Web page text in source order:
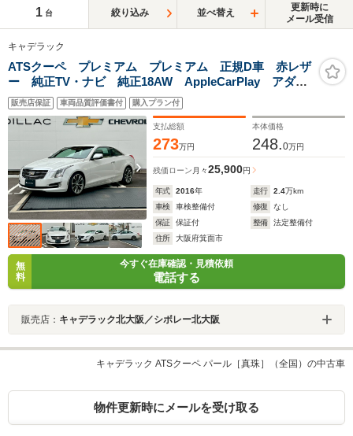
1 台 絞り込み 並べ替え
更新時に
メール受信
キャデラック
ATSクーペ プレミアム プレミアム 正規D車 赤レザ
ー 純正TV・ナビ 純正18AW AppleCarPlay アダプ
ティブクルーズ ヘッドアップディスプレイ シートヒ
ーター マグネティックライド BOSEサウンド
販売店保証 車両品質評価書付 購入プラン付
支払総額
273万円
本体価格
248.0万円
残価ローン 月々25,900円
年式 2016年 走行 2.4万km
車検
車検整備付 修復
なし
保証
保証付 整備
法定整備付
住所
大阪府箕面市
無
料
今すぐ在庫確認・見積依頼
電話する
販売店： キャデラック北大阪／シボレー北大阪
キャデラック ATSクーペ パール［真珠］（全国）の中古車
物件更新時にメールを受け取る